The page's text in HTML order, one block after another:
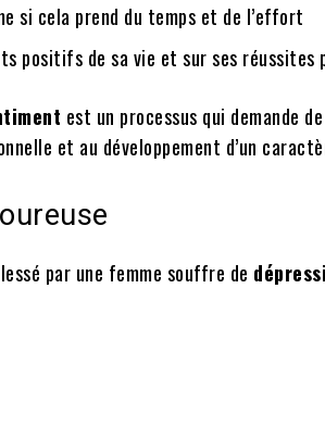
si cela prend du temps et de l’effort
positifs de sa vie et sur ses réussites
est un processus qui demande
et au développement d’un
par une femme souffre de